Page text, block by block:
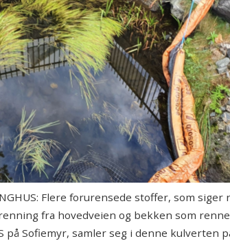
Flere forurensede stoffer, som siger
fra hovedveien og bekken som
Sofiemyr, samler seg i denne kulverten